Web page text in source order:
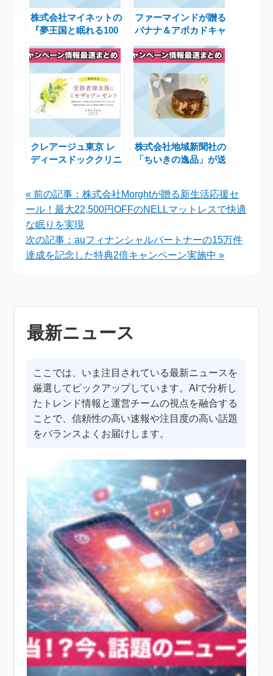
株式会社マイネットの
『夢王国と眠れる100
年！豪華アニバーサリ
ーキャンペーン開催中
ファーマインドが贈る
バナナ＆アボカドキャ
ギフトが当たるチャン
クレアージュ東京 レ
ディースドッククリニ
トキャンペーン実施
株式会社地域新聞社の
「ちいきの逸品」が送
« 前の記事：株式会社Morghtが贈る新生活応援セ
ール！最大22,500円OFFのNELLマットレスで快適
な眠りを実現
次の記事：auフィナンシャルパートナーの15万件
達成を記念した特典2倍キャンペーン実施中 »
最新ニュース
ここでは、いま注目されている最新ニュースを
厳選してピックアップしています。AIで分析し
たトレンド情報と運営チームの視点を融合する
ことで、信頼性の高い速報や注目度の高い話題
をバランスよくお届けします。